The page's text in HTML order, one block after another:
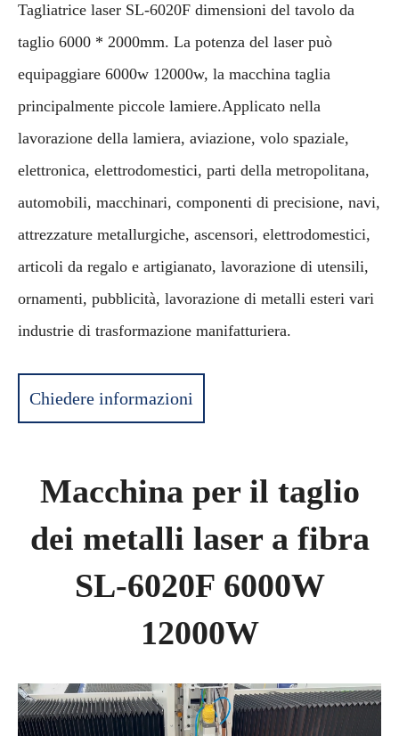
Tagliatrice laser SL-6020F dimensioni del tavolo da
taglio 6000 * 2000mm. La potenza del laser può
equipaggiare 6000w 12000w, la macchina taglia
principalmente piccole lamiere.Applicato nella
lavorazione della lamiera, aviazione, volo spaziale,
elettronica, elettrodomestici, parti della metropolitana,
automobili, macchinari, componenti di precisione, navi,
attrezzature metallurgiche, ascensori, elettrodomestici,
articoli da regalo e artigianato, lavorazione di utensili,
ornamenti, pubblicità, lavorazione di metalli esteri vari
industrie di trasformazione manifatturiera.
Chiedere informazioni
Macchina per il taglio
dei metalli laser a fibra
SL-6020F 6000W
12000W